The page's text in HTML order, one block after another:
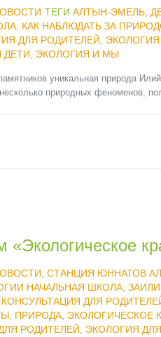
ТЕГИ АЛТЫН-ЭМЕЛЬ,
, КАК НАБЛЮДАТЬ ЗА
ДЛЯ РОДИТЕЛЕЙ
ДЕТИ ЭКОЛОГИЯ И МЫ
уникальная природа
природных феноменов,
«Экологическое
СТАНЦИЯ ЮННАТОВ
НАЧАЛЬНАЯ ШКОЛА,
КОНСУЛЬТАЦИЯ ДЛЯ
, ПРИРОДА, ЭКОЛОГИЧЕСКОЕ
РОДИТЕЛЕЙ ЭКОЛОГИЯ